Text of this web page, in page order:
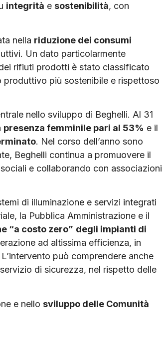
integrità e sostenibilità, con
nella riduzione dei consumi
Un dato particolarmente
rifiuti prodotti è stato classificato
produttivo più sostenibile e rispettoso
nello sviluppo di Beghelli. Al 31
presenza femminile pari al 53% e il
. Nel corso dell’anno sono
Beghelli continua a promuovere il
e collaborando con associazioni
di illuminazione e servizi integrati
la Pubblica Amministrazione e il
“a costo zero” degli impianti di
ad altissima efficienza, in
può comprendere anche
di sicurezza, nel rispetto delle
e nello sviluppo delle Comunità